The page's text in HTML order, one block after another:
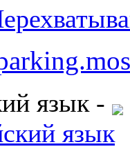
язык -
язык